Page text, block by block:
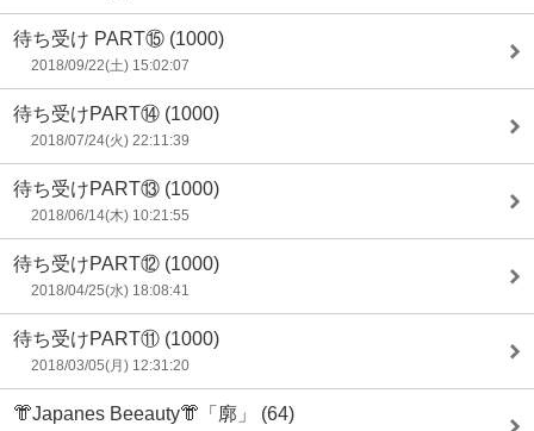
待ち受け PART⑮ (1000)
2018/09/22(土) 15:02:07
待ち受けPART⑭ (1000)
2018/07/24(火) 22:11:39
待ち受けPART⑬ (1000)
2018/06/14(木) 10:21:55
待ち受けPART⑫ (1000)
2018/04/25(水) 18:08:41
待ち受けPART⑪ (1000)
2018/03/05(月) 12:31:20
👘Japanes Beeauty👘「廓」 (64)